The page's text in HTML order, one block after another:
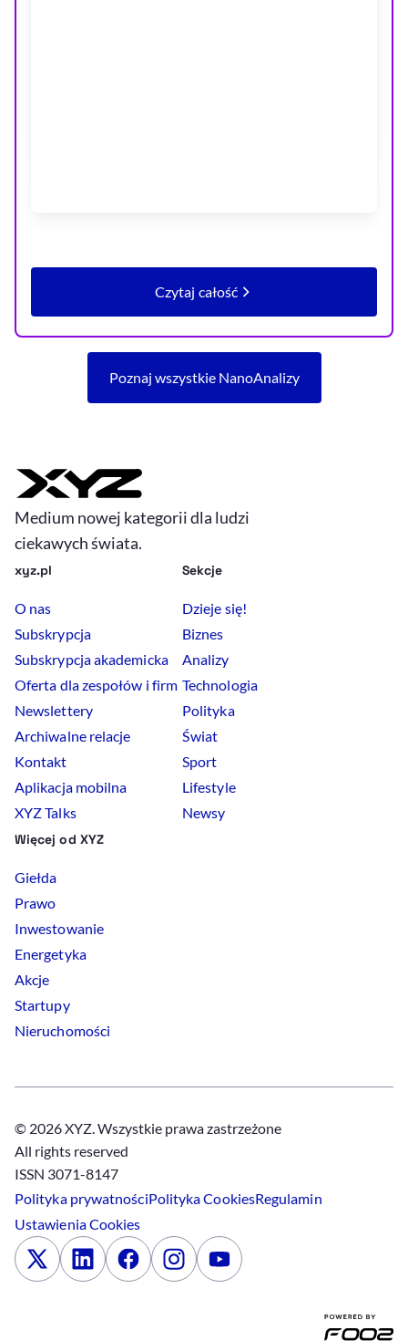
Czytaj całość
artykułu Szczęśliwy jak
Poznaj wszystkie NanoAnalizy
Medium nowej kategorii dla ludzi
ciekawych świata.
xyz.pl
O nas
Subskrypcja
Subskrypcja akademicka
Oferta dla zespołów i firm
Newslettery
Archiwalne relacje
Kontakt
Aplikacja mobilna
XYZ Talks
Sekcje
Dzieje się!
Biznes
Analizy
Technologia
Polityka
Świat
Sport
Lifestyle
Newsy
Więcej od XYZ
Giełda
Prawo
Inwestowanie
Energetyka
Akcje
Startupy
Nieruchomości
© 2026 XYZ. Wszystkie prawa zastrzeżone
All rights reserved
ISSN 3071-8147
Polityka prywatnościPolitykaCookiesRegulamin
UstawieniaCookies
x LinkedinFacebookInstagramYoutube